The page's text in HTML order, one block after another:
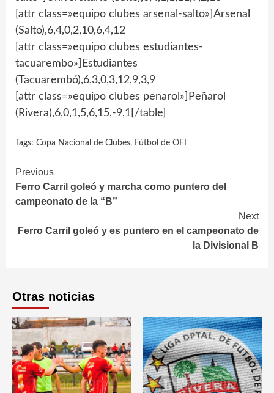
[attr class=»equipo clubes arsenal-salto»]Arsenal
(Salto),6,4,0,2,10,6,4,12
[attr class=»equipo clubes estudiantes-
tacuarembo»]Estudiantes
(Tacuarembó),6,3,0,3,12,9,3,9
[attr class=»equipo clubes penarol»]Peñarol
(Rivera),6,0,1,5,6,15,-9,1[/table]
Tags: Copa Nacional de Clubes, Fútbol de OFI
Continue
Reading
Previous
Ferro Carril goleó y marcha como puntero del
campeonato de la “B”
Next
Ferro Carril goleó y es puntero en el campeonato de
la Divisional B
Otras noticias